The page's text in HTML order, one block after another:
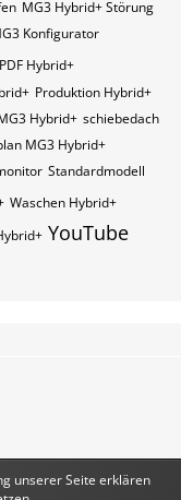
MG3 Hybrid+ Störung
Konfigurator
PDF Hybrid+
Produktion Hybrid+
Hybrid+ schiebedach
MG3 Hybrid+
Standardmodell
Waschen Hybrid+
YouTube
Suite™
unserer Seite erklären